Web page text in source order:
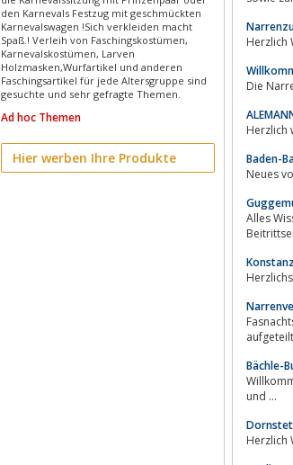
den Karnevals Festzug mit geschmückten
Karnevalswagen !Sich verkleiden macht
Spaß.! Verleih von Faschingskostümen,
Karnevalskostümen, Larven
Holzmasken,Wurfartikel und anderen
Faschingsartikel für jede Altersgruppe sind
gesuchte und sehr gefragte Themen.
Ad hoc Themen
Hier werben Ihre Produkte
Herzlich
Die
Herzlich
Baden-
Neues
Alles
Bächle-
und ...
Herzlich